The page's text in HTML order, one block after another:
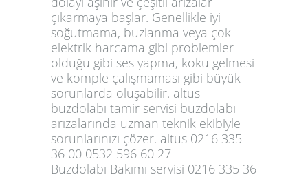
çıkarmaya başlar. Genellikle iyi
soğutmama, buzlanma veya çok
elektrik harcama gibi problemler
olduğu gibi ses yapma, koku gelmesi
ve komple çalışmaması gibi büyük
sorunlarda oluşabilir. altus
buzdolabı tamir servisi buzdolabı
arızalarında uzman teknik ekibiyle
sorunlarınızı çözer. altus 0216 335
36 00 0532 596 60 27
Buzdolabı Bakımı servisi 0216 335 36